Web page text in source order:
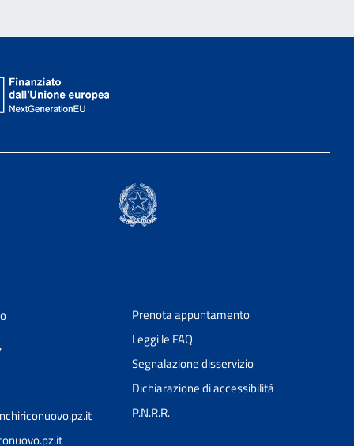
Prenota appuntamento
Leggi le FAQ
Segnalazione disservizio
Dichiarazione di accessibilità
P.N.R.R.